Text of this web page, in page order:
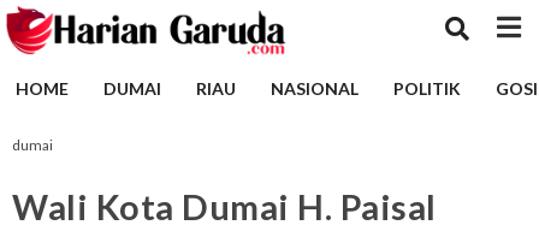
HOME DUMAI RIAU NASIONAL POLITIK
dumai
Wali Kota Dumai H. Paisal